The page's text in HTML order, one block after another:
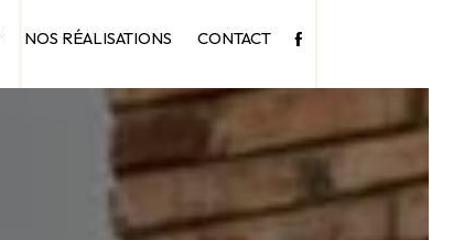
NOS RÉALISATIONS CONTACT